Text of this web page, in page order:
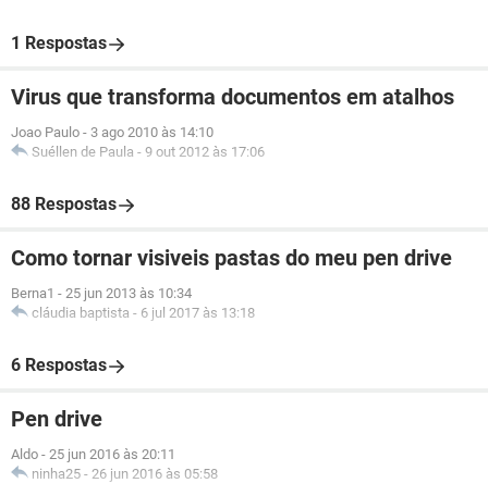
1 Respostas
Virus que transforma documentos em atalhos
Joao Paulo - 3 ago 2010 às 14:10
Suéllen de Paula - 9 out 2012 às 17:06
88 Respostas
Como tornar visiveis pastas do meu pen drive
Berna1 - 25 jun 2013 às 10:34
cláudia baptista - 6 jul 2017 às 13:18
6 Respostas
Pen drive
Aldo - 25 jun 2016 às 20:11
ninha25 - 26 jun 2016 às 05:58